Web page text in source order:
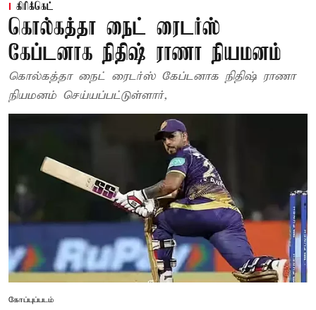
கிரிக்கெட்
கொல்கத்தா நைட் ரைடர்ஸ்
கேப்டனாக நிதிஷ் ராணா நியமனம்
கொல்கத்தா நைட் ரைடர்ஸ் கேப்டனாக நிதிஷ் ராணா
நியமனம் செய்யப்பட்டுள்ளார்,
கோப்புப்படம்